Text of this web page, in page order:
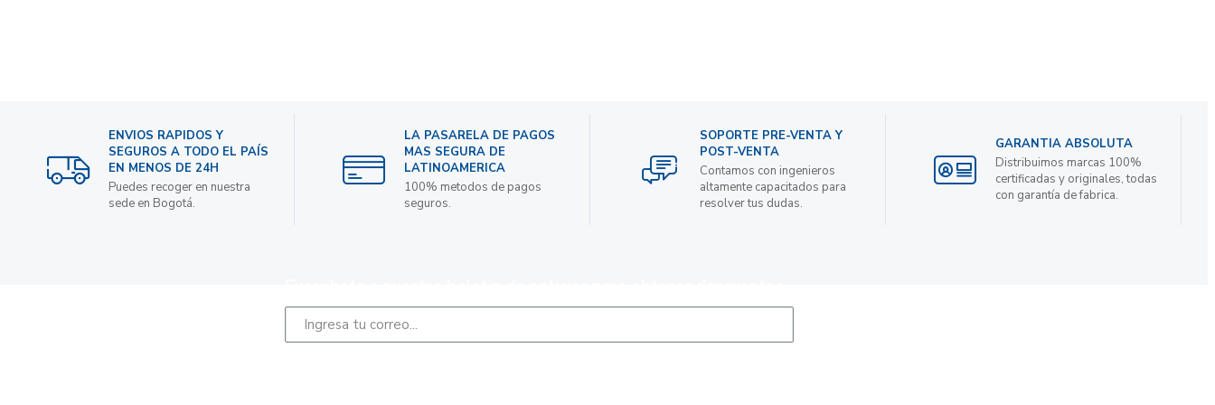
ENVIOS RAPIDOS Y
SEGUROS A TODO EL PAÍS
EN MENOS DE 24H
Puedes recoger en nuestra
sede en Bogotá.
LA PASARELA DE PAGOS
MAS SEGURA DE
LATINOAMERICA
100% metodos de pagos
seguros.
SOPORTE PRE-VENTA Y
POST-VENTA
Contamos con ingenieros
altamente capacitados para
resolver tus dudas.
GARANTIA ABSOLUTA
Distribuimos marcas 100%
certificadas y originales, todas
con garantía de fabrica.